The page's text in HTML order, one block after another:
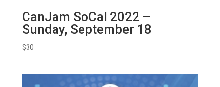
CanJam SoCal 2022 –
Sunday, September 18
$30